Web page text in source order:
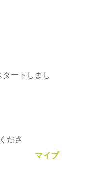
タートしまし
ださ
マイプ